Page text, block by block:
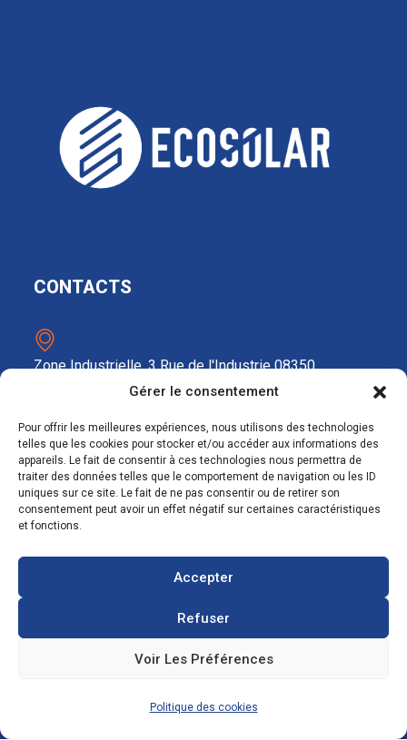
Gérer le consentement
Pour offrir les meilleures expériences, nous utilisons des technologies
telles que les cookies pour stocker et/ou accéder aux informations des
appareils. Le fait de consentir à ces technologies nous permettra de
traiter des données telles que le comportement de navigation ou les ID
uniques sur ce site. Le fait de ne pas consentir ou de retirer son
consentement peut avoir un effet négatif sur certaines caractéristiques
et fonctions.
Accepter
Refuser
Voir Les Préférences
Politique des cookies
CONTACTS
Zone Industrielle, 3 Rue de l'Industrie 08350
03 52 72 97 88
contact@ecosolar.energy
RGPD